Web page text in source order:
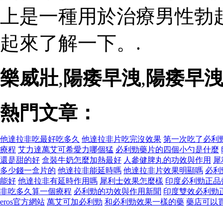
上是一種用於治療男性
起來了解一下。.
樂威壯, 陽痿早洩, 陽痿早洩
熱門文章：
他達拉非吃最好吃多久 他達拉非片吃完沒效果 第一次吃了必利
療程 艾力達萬艾可希愛力哪個猛 必利勁藥片的四個小勺是什麼
還是甜的好 盒裝牛奶怎麼加熱最好 人參健脾丸的功效與作用
多少錢一盒片的 他達拉非能延時嗎 他達拉非片效果明顯嗎 必利
能好 他達拉非有延時作用嗎 犀利士效果怎麼樣 印度必利勁正品
非吃多久算一個療程 必利勁的功效與作用新聞 印度雙效必利勁
eros官方網站 萬艾可加必利勁 和必利勁效果一樣的藥 藥店可以